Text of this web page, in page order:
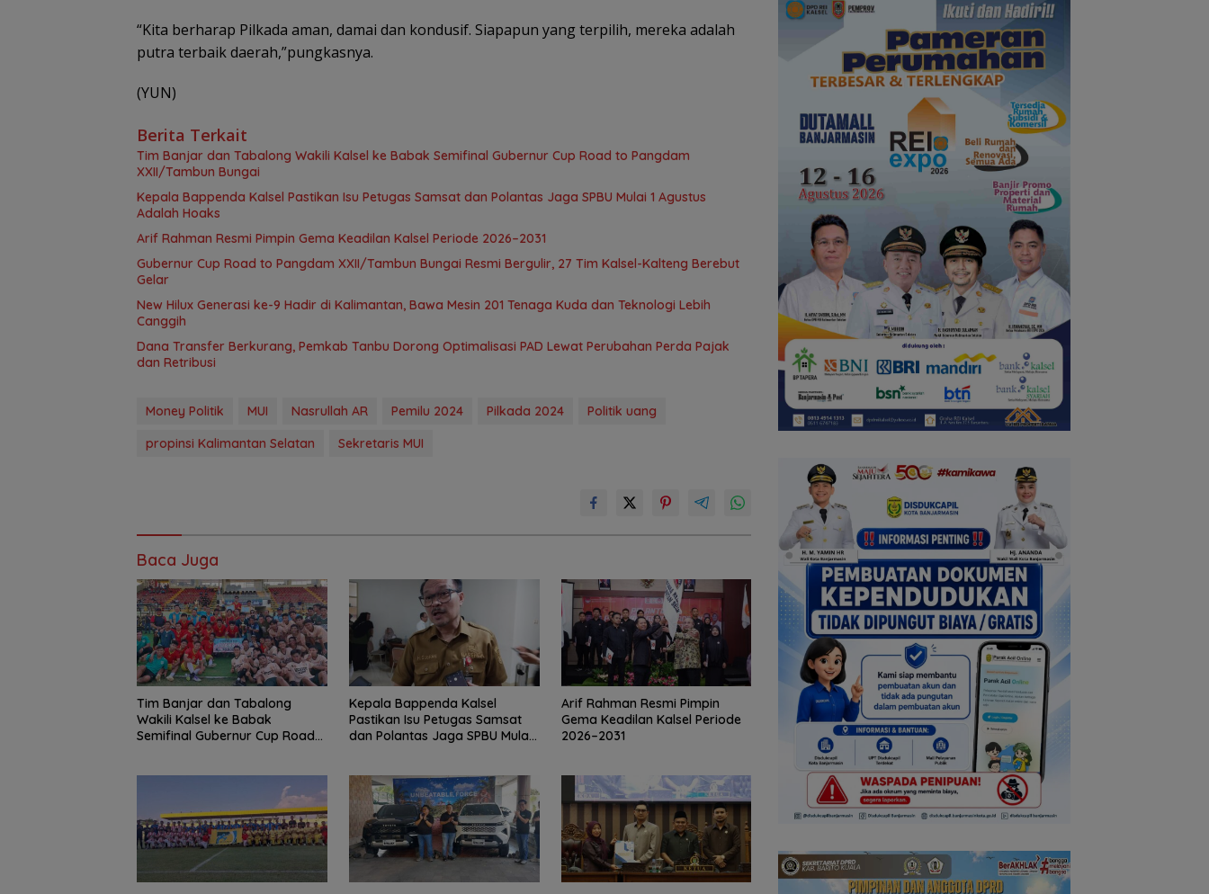
“Kita berharap Pilkada aman, damai dan kondusif. Siapapun yang terpilih, mereka adalah
putra terbaik daerah,”pungkasnya.
(YUN)
Berita Terkait
Tim Banjar dan Tabalong Wakili Kalsel ke Babak Semifinal Gubernur Cup Road to Pangdam
XXII/Tambun Bungai
Kepala Bappenda Kalsel Pastikan Isu Petugas Samsat dan Polantas Jaga SPBU Mulai 1 Agustus
Adalah Hoaks
Arif Rahman Resmi Pimpin Gema Keadilan Kalsel Periode 2026–2031
Gubernur Cup Road to Pangdam XXII/Tambun Bungai Resmi Bergulir, 27 Tim Kalsel-Kalteng Berebut
Gelar
New Hilux Generasi ke-9 Hadir di Kalimantan, Bawa Mesin 201 Tenaga Kuda dan Teknologi Lebih
Canggih
Dana Transfer Berkurang, Pemkab Tanbu Dorong Optimalisasi PAD Lewat Perubahan Perda Pajak
dan Retribusi
Money Politik MUI Nasrullah AR Pemilu 2024 Pilkada 2024
Politik uang
propinsi Kalimantan Selatan
Sekretaris MUI
Baca Juga
Tim Banjar dan Tabalong
Wakili Kalsel ke Babak
Semifinal Gubernur Cup Road
Kepala Bappenda Kalsel
Pastikan Isu Petugas Samsat
dan Polantas Jaga SPBU Mulai
Arif Rahman Resmi Pimpin
Gema Keadilan Kalsel Periode
2026–2031